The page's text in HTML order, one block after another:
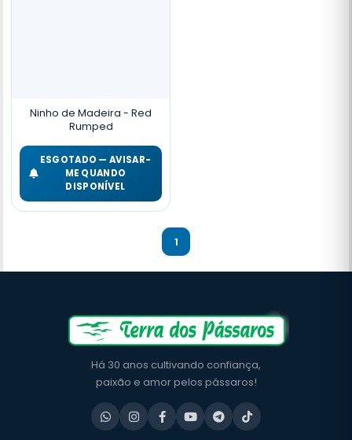
Ninho de Madeira - Red
Rumped
ESGOTADO — AVISAR-
ME QUANDO
DISPONÍVEL
1
Há 30 anos cultivando confiança,
paixão e amor pelos pássaros!